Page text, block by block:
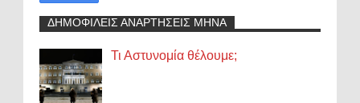
ΔΗΜΟΦΙΛΕΙΣ ΑΝΑΡΤΗΣΕΙΣ ΜΗΝΑ
Τι Αστυνομία θέλουμε;